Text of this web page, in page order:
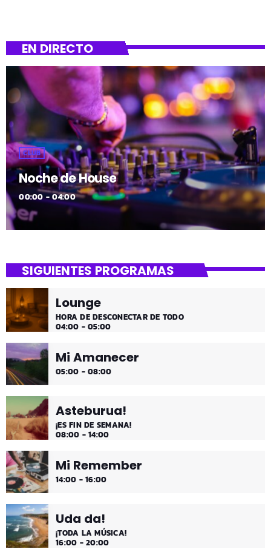
EN DIRECTO
CLUB
Noche de House
00:00 - 04:00
SIGUIENTES PROGRAMAS
Lounge
HORA DE DESCONECTAR DE TODO
04:00 - 05:00
Mi Amanecer
05:00 - 08:00
Asteburua!
¡ES FIN DE SEMANA!
08:00 - 14:00
Mi Remember
14:00 - 16:00
Uda da!
¡TODA LA MÚSICA!
16:00 - 20:00